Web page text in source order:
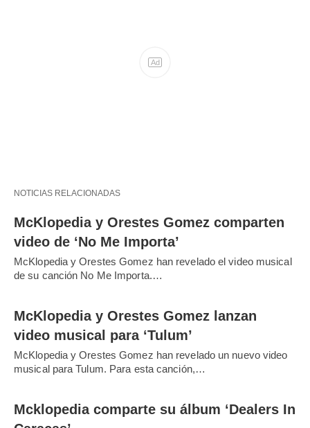
NOTICIAS RELACIONADAS
McKlopedia y Orestes Gomez comparten
video de ‘No Me Importa’
McKlopedia y Orestes Gomez han revelado el video musical
de su canción No Me Importa.…
McKlopedia y Orestes Gomez lanzan
video musical para ‘Tulum’
McKlopedia y Orestes Gomez han revelado un nuevo video
musical para Tulum. Para esta canción,…
Mcklopedia comparte su álbum ‘Dealers In